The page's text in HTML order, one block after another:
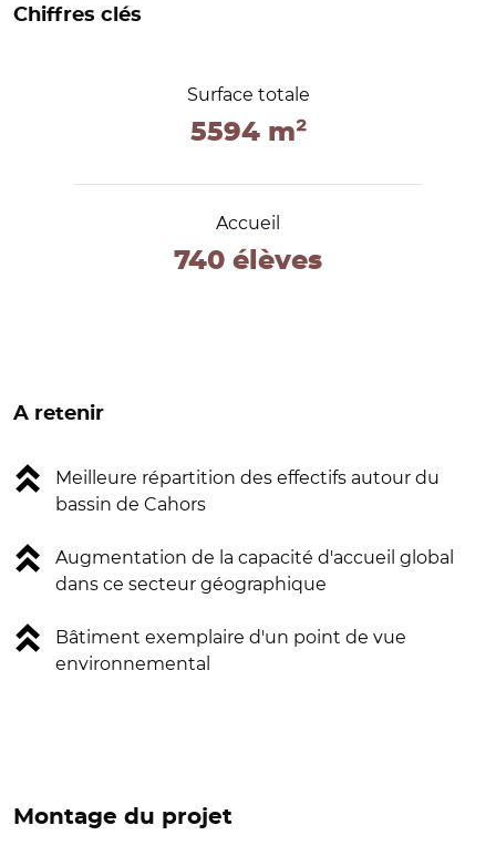
Chiffres clés
Surface totale
5594 m²
Accueil
740 élèves
A retenir
Meilleure répartition des effectifs autour du
bassin de Cahors
Augmentation de la capacité d'accueil global
dans ce secteur géographique
Bâtiment exemplaire d'un point de vue
environnemental
Montage du projet